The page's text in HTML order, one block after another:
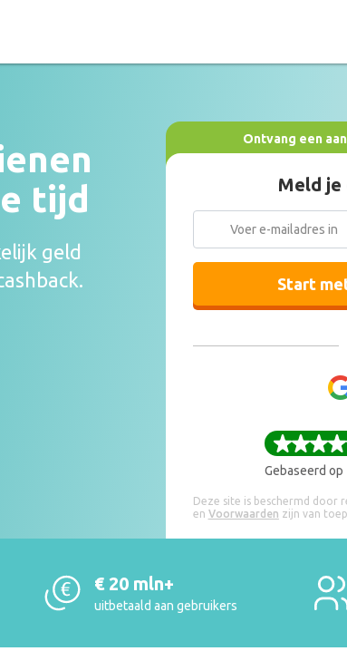
tijd
geld
Ontvang een
Meld je
Start
Gebaseerd op
Deze site is beschermd door
en Voorwaarden zijn van
€ 20 mln+
uitbetaald aan gebruikers